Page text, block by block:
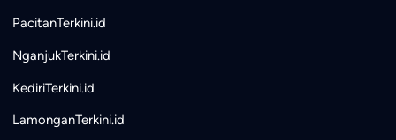
PacitanTerkini.id
NganjukTerkini.id
KediriTerkini.id
LamonganTerkini.id